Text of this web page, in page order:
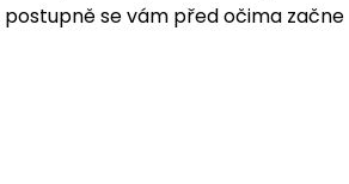
se vám před očima začne